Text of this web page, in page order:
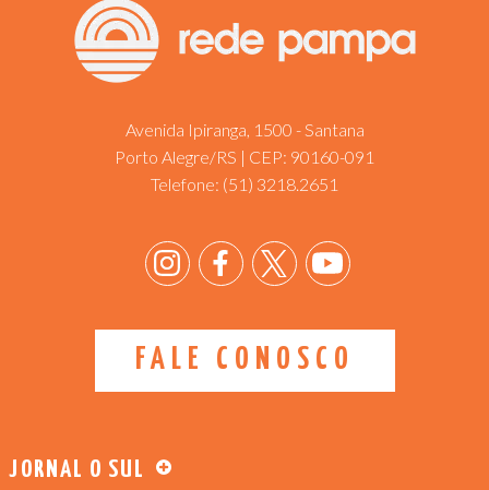
Avenida Ipiranga, 1500 - Santana
Porto Alegre/RS | CEP: 90160-091
Telefone: (51) 3218.2651
FALE CONOSCO
JORNAL O SUL